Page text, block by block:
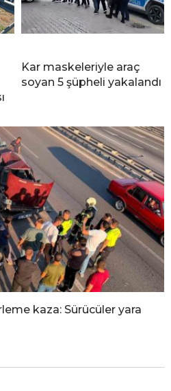
Kar maskeleriyle araç
soyan 5 şüpheli yakalandı
kaza: Sürücüler yara